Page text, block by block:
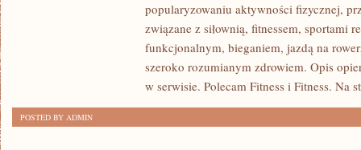
PSYCHOLOGIA
SPORTU
popularyzowaniu aktywności fizycznej,
związane z siłownią, fitnessem, sportami
funkcjonalnym, bieganiem, jazdą na
szeroko rozumianym zdrowiem. Opis
w serwisie. Polecam Fitness i Fitness. Na
POSTED BY ADMIN